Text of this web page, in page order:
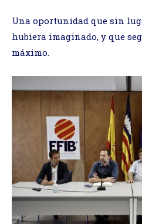
Una oportunidad que sin
hubiera imaginado, y que
máximo.